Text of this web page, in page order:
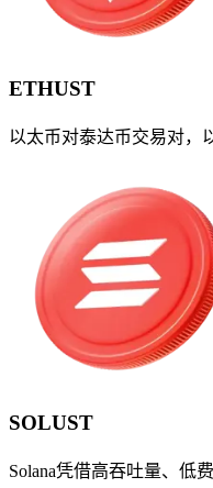
ETHUST
以太币对泰达币交易对，
SOLUST
Solana凭借高吞吐量、低